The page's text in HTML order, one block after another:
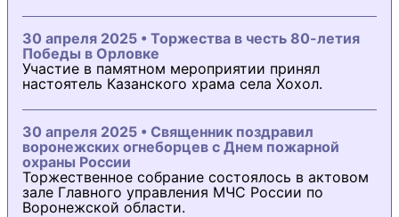
30 апреля 2025 • Торжества в честь 80-летия
Победы в Орловке
Участие в памятном мероприятии принял
настоятель Казанского храма села Хохол.
30 апреля 2025 • Священник поздравил
воронежских огнеборцев с Днем пожарной
охраны России
Торжественное собрание состоялось в актовом
зале Главного управления МЧС России по
Воронежской области.